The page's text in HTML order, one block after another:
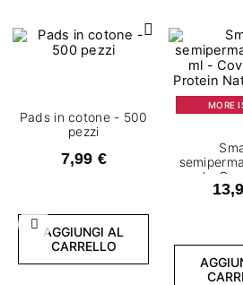
Precedente
Pads in cotone - 500
pezzi
7,99 €
AGGIUNGI AL
CARRELLO
MORE
ml -
Protein